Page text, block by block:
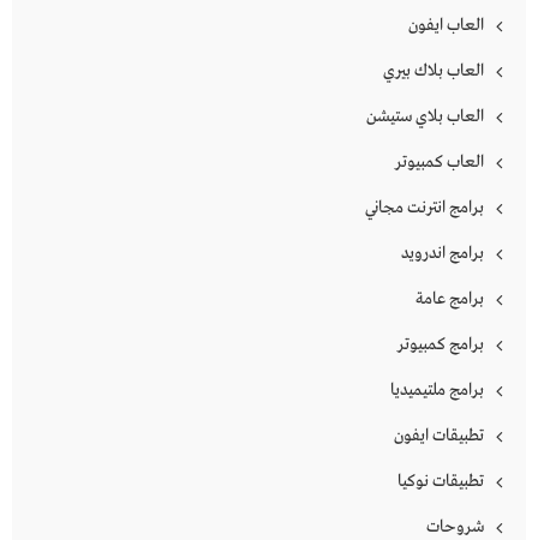
العاب ايفون
العاب بلاك بيري
العاب بلاي ستيشن
العاب كمبيوتر
برامج انترنت مجاني
برامج اندرويد
برامج عامة
برامج كمبيوتر
برامج ملتيميديا
تطبيقات ايفون
تطبيقات نوكيا
شروحات